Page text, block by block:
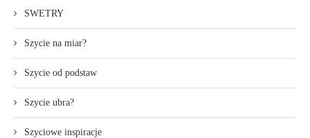
SWETRY
Szycie na miar?
Szycie od podstaw
Szycie ubra?
Szyciowe inspiracje